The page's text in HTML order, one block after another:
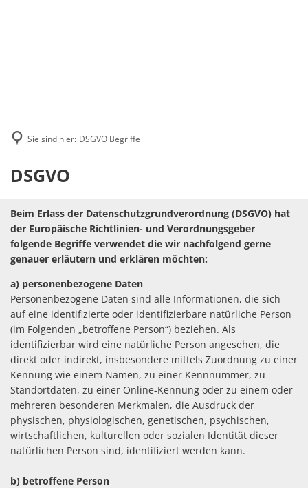
Sie sind hier: DSGVO Begriffe
DSGVO
DSGVO
Beim Erlass der Datenschutzgrundverordnung (DSGVO) hat
der Europäische Richtlinien- und Verordnungsgeber
folgende Begriffe verwendet die wir nachfolgend gerne
genauer erläutern und erklären möchten:
a) personenbezogene Daten
Personenbezogene Daten sind alle Informationen, die sich
auf eine identifizierte oder identifizierbare natürliche Person
(im Folgenden „betroffene Person“) beziehen. Als
identifizierbar wird eine natürliche Person angesehen, die
direkt oder indirekt, insbesondere mittels Zuordnung zu einer
Kennung wie einem Namen, zu einer Kennnummer, zu
Standortdaten, zu einer Online-Kennung oder zu einem oder
mehreren besonderen Merkmalen, die Ausdruck der
physischen, physiologischen, genetischen, psychischen,
wirtschaftlichen, kulturellen oder sozialen Identität dieser
natürlichen Person sind, identifiziert werden kann.
b) betroffene Person